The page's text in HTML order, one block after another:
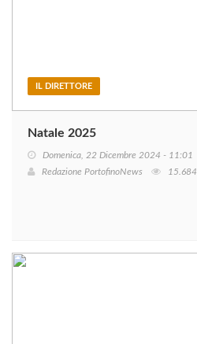
IL DIRETTORE
Natale 2025
Domenica, 22 Dicembre 2024 - 11:01
Redazione PortofinoNews
15.684